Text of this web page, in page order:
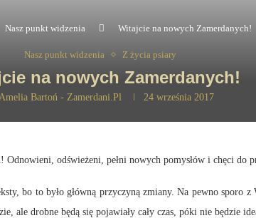
Nasz punkt widzenia Witajcie na nowych Zamerdanych!
Nasz punkt widzenia Z życia psiary
na nowych Zamerdanych!
Bartoń - Zamerdani.pl 24 września 2017
odświeżeni, pełni nowych pomysłów i chęci do
bo to było główną przyczyną zmiany. Na pewno sporo z
ale drobne będą się pojawiały cały czas, póki nie będzie